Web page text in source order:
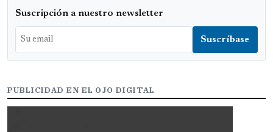
Suscripción a nuestro newsletter
PUBLICIDAD EN EL OJO DIGITAL